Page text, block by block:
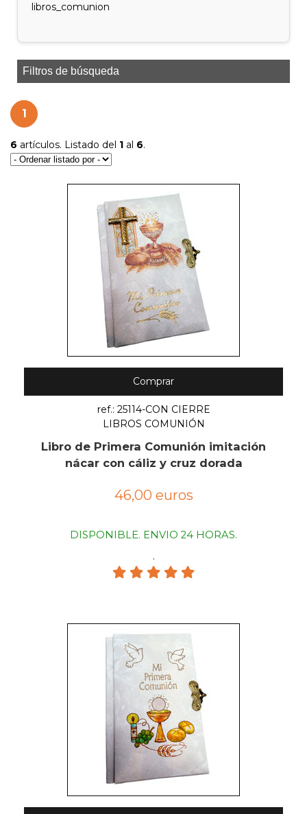
libros_comunion
Filtros de búsqueda
1
6 artículos. Listado del 1 al 6.
Comprar
ref.: 25114-CON CIERRE
LIBROS COMUNIÓN
Libro de Primera Comunión imitación
nácar con cáliz y cruz dorada
46,00 euros
DISPONIBLE. ENVIO 24 HORAS.
.